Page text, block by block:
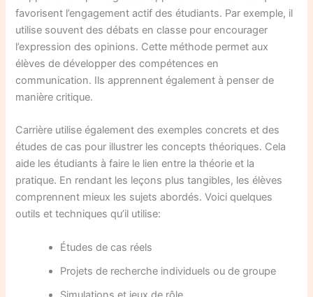
favorisent l’engagement actif des étudiants. Par exemple, il
utilise souvent des débats en classe pour encourager
l’expression des opinions. Cette méthode permet aux
élèves de développer des compétences en
communication. Ils apprennent également à penser de
manière critique.
Carrière utilise également des exemples concrets et des
études de cas pour illustrer les concepts théoriques. Cela
aide les étudiants à faire le lien entre la théorie et la
pratique. En rendant les leçons plus tangibles, les élèves
comprennent mieux les sujets abordés. Voici quelques
outils et techniques qu’il utilise:
Études de cas réels
Projets de recherche individuels ou de groupe